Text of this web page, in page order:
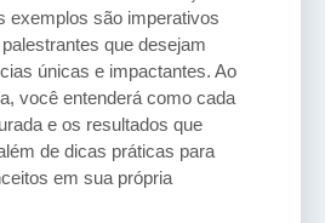
exemplos são imperativos
que desejam
únicas e impactantes. Ao
você entenderá como cada
e os resultados que
de dicas práticas para
em sua própria